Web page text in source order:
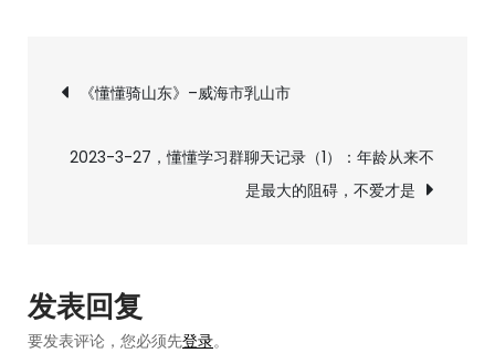
懂
闲
聊
文
章
《懂懂骑山东》–威海市乳山市
2023-3-27，懂懂学习群聊天记录（1）：年龄从来不
是最大的阻碍，不爱才是
发表回复
要发表评论，您必须先登录。